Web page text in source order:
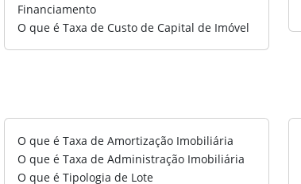
Financiamento
O que é Taxa de Custo de Capital de Imóvel
O que é Taxa de Amortização Imobiliária
O que é Taxa de Administração Imobiliária
O que é Tipologia de Lote